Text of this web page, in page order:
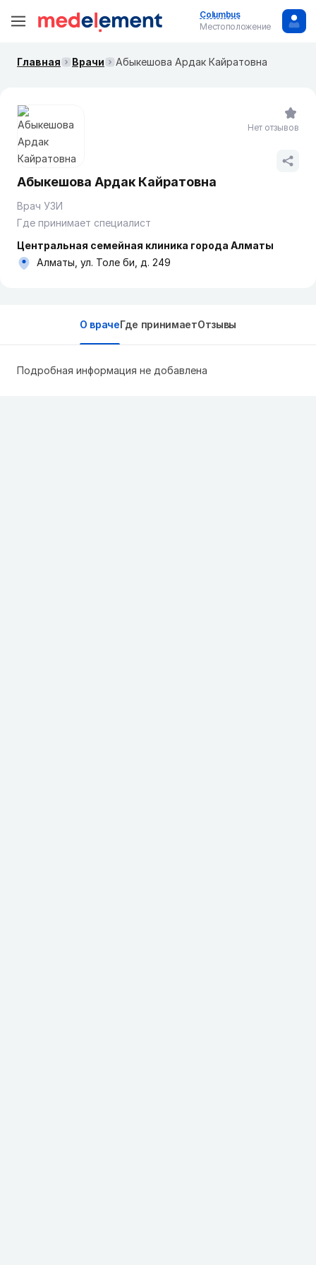
Columbus
Местоположение
Главная Врачи Абыкешова Ардак Кайратовна
Абыкешова Ардак Кайратовна
Врач УЗИ
Где принимает специалист
Центральная семейная клиника города Алматы
Алматы, ул. Толе би, д. 249
Нет отзывов
О врачеГде принимаетОтзывы
Подробная информация не добавлена